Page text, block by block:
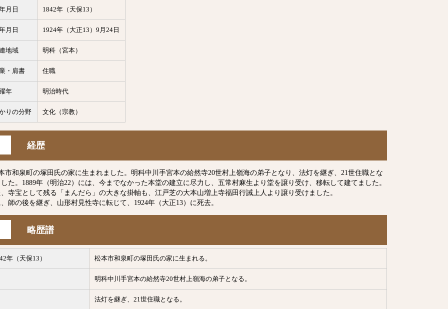
月日 1842年（天保13）
月日 1924年（大正13）9月24日
地域 明科（宮本）
・肩書 住職
年 明治時代
りの分野 文化（宗教）
経歴
和泉町の塚田氏の家に生まれました。明科中川手宮本の給然寺20世村上嶺海の弟子となり、法灯を継ぎ、21世住職とな
た。1889年（明治22）には、今までなかった本堂の建立に尽力し、五常村麻生より堂を譲り受け、移転して建てました。
寺宝として残る「まんだら」の大きな掛軸も、江戸芝の大本山増上寺福田行誡上人より譲り受けました。
師の後を継ぎ、山形村見性寺に転じて、1924年（大正13）に死去。
略歴譜
年（天保13） 松本市和泉町の塚田氏の家に生まれる。
明科中川手宮本の給然寺20世村上嶺海の弟子となる。
法灯を継ぎ、21世住職となる。